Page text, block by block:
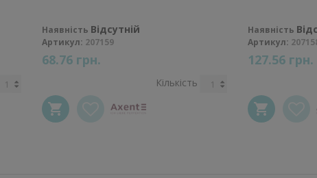
Наявність Відсутній
Артикул: 207159
68.76 грн.
Кількість
Наявність
Артикул:
127.56 грн.